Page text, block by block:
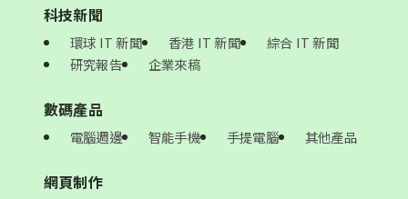
科技新聞
環球 IT 新聞 香港 IT 新聞
綜合 IT 新聞
研究報告
企業來稿
數碼產品
電腦週邊 智能手機 手提電腦 其他產品
網頁制作